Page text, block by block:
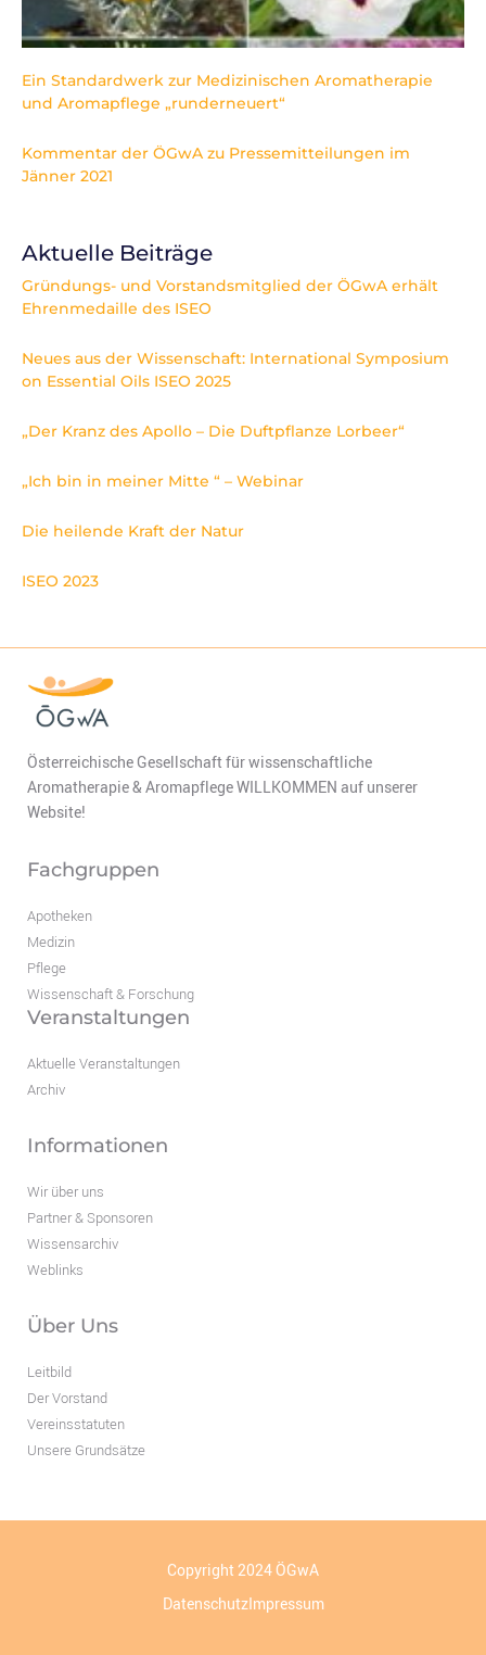
Ein Standardwerk zur Medizinischen Aromatherapie
und Aromapflege „runderneuert“
Kommentar der ÖGwA zu Pressemitteilungen im
Jänner 2021
Aktuelle Beiträge
Gründungs- und Vorstandsmitglied der ÖGwA erhält
Ehrenmedaille des ISEO
Neues aus der Wissenschaft: International Symposium
on Essential Oils ISEO 2025
„Der Kranz des Apollo – Die Duftpflanze Lorbeer“
„Ich bin in meiner Mitte “ – Webinar
Die heilende Kraft der Natur
ISEO 2023
Österreichische Gesellschaft für wissenschaftliche
Aromatherapie & Aromapflege WILLKOMMEN auf unserer
Website!
Fachgruppen
Apotheken
Medizin
Pflege
Wissenschaft & Forschung
Veranstaltungen
Aktuelle Veranstaltungen
Archiv
Informationen
Wir über uns
Partner & Sponsoren
Wissensarchiv
Weblinks
Über Uns
Leitbild
Der Vorstand
Vereinsstatuten
Unsere Grundsätze
Copyright 2024 ÖGwA
DatenschutzImpressum